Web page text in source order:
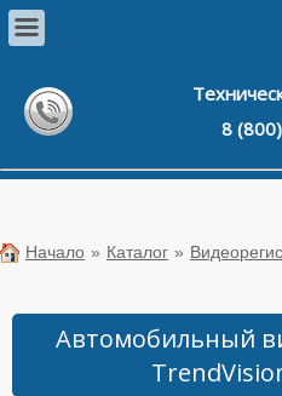
8
Начало » Каталог »
Автомобильный